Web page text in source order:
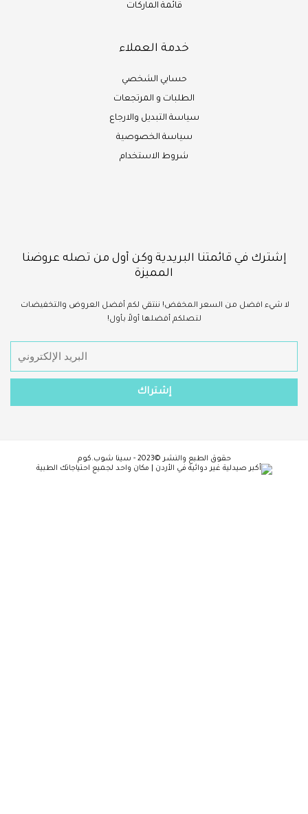
قائمة الماركات
خدمة العملاء
حسابي الشخصي
الطلبات و المرتجعات
سياسة التبديل والارجاع
سياسة الخصوصية
شروط الاستخدام
في قائمتنا البريدية وكن أول من تصله عروضنا
افضلمن السعر المخفض!ننتقي لكم أفضل العروض والتخفيضات
لتصلكم أفضلها أولاً بأول!
حقوق الطبع والنشر ©2023 - سينا شوب.كوم